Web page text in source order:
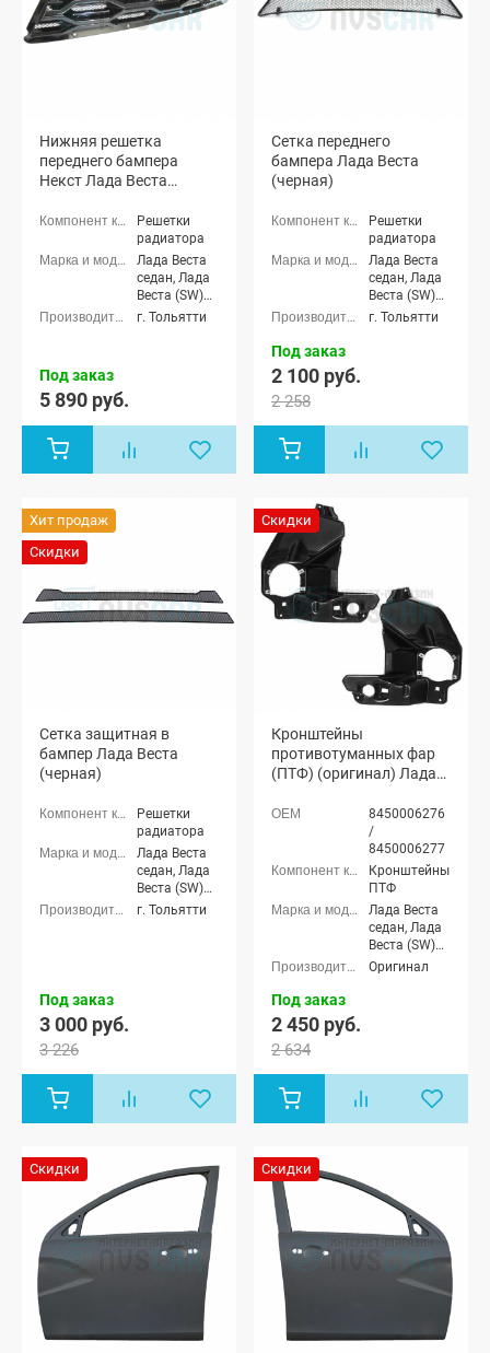
Нижняя решетка
переднего бампера
Некст Лада Веста
Решетки
радиатора
Лада Веста
седан, Лада
Веста (SW)
универсал
г. Тольятти
Под заказ
5 890 руб.
Сетка переднего
бампера Лада Веста
(черная)
Решетки
радиатора
Лада Веста
седан, Лада
Веста (SW)
универсал
г. Тольятти
Под заказ
2 100 руб.
2 258
Хит продаж
Скидки
Сетка защитная в
бампер Лада Веста
(черная)
Решетки
радиатора
Лада Веста
седан, Лада
Веста (SW)
универсал
г. Тольятти
Под заказ
3 000 руб.
3 226
Скидки
Кронштейны
противотуманных фар
(ПТФ) (оригинал) Лада
универсал (2 шт.)8450006276
/
8450006277
Кронштейны
ПТФ
Лада Веста
седан, Лада
Веста (SW)
универсал
Оригинал
Под заказ
2 450 руб.
2 634
Скидки Скидки